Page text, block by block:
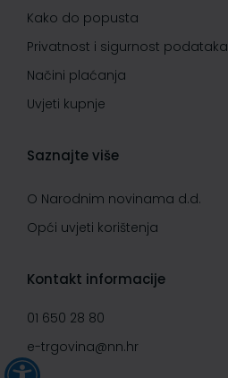
Kako do popusta
Privatnost i sigurnost podataka
Načini plaćanja
Uvjeti kupnje
Saznajte više
O Narodnim novinama d.d.
Opći uvjeti korištenja
Kontakt informacije
01 650 28 80
e-trgovina@nn.hr